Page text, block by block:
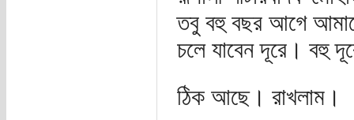
তবু বহু বছর আগে
চলে যাবেন দূরে। বহু
ঠিক আছে। রাখলাম।